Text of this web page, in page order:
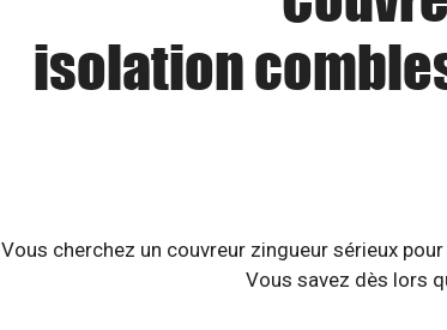
isolation
Vous cherchez un couvreur zingueur sérieux
Vous savez dès lors